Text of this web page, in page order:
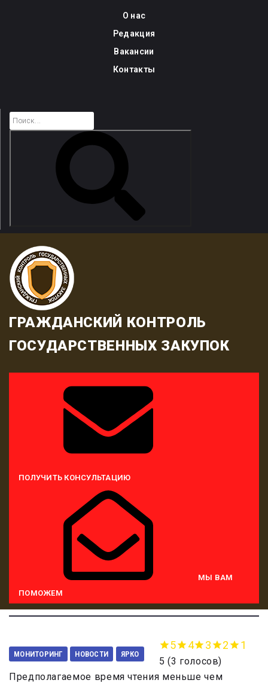
О нас
Редакция
Вакансии
Контакты
ГРАЖДАНСКИЙ КОНТРОЛЬ
ГОСУДАРСТВЕННЫХ ЗАКУПОК
ПОЛУЧИТЬ КОНСУЛЬТАЦИЮ
МЫ ВАМ
ПОМОЖЕМ
МОНИТОРИНГ НОВОСТИ ЯРКО
5 4 3 2 1
5 (3 голосов)
Предполагаемое время чтения меньше чем